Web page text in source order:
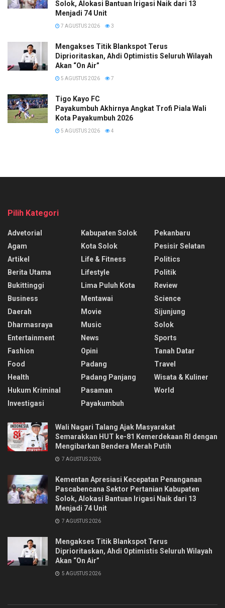
Solok, Alokasi Bantuan Irigasi Naik dari 13
Menjadi 74 Unit
7 AGUSTUS 2026 3
Mengakses Titik Blankspot Terus
Diprioritaskan, Ahdi Optimistis Seluruh Wilayah
Akan “On Air”
5 AGUSTUS 2026 7
Tigo Kayo FC
Payakumbuh Akhirnya Angkat Trofi Piala Wali
Kota Payakumbuh 2026
5 AGUSTUS 2026 4
Pilih Kategori
Advetorial
Agam
Artikel
Berita Utama
Bukittinggi
Business
Daerah
Dharmasraya
Entertainment
Fashion
Food
Health
Hukum Kriminal
Investigasi
Kabupaten Solok
Kota Solok
Life & Fitness
Lifestyle
Lima Puluh Kota
Mentawai
Movie
Music
News
Opini
Padang
Padang Panjang
Pasaman
Payakumbuh
Pekanbaru
Pesisir Selatan
Politics
Politik
Review
Science
Sijunjung
Solok
Sports
Tanah Datar
Travel
Wisata & Kuliner
World
Wali Nagari Talang Ajak Masyarakat
Semarakkan HUT ke-81 Kemerdekaan RI dengan
Mengibarkan Bendera Merah Putih
7 AGUSTUS 2026
Kementan Apresiasi Kecepatan Penanganan
Pascabencana Sektor Pertanian Kabupaten
Solok, Alokasi Bantuan Irigasi Naik dari 13
Menjadi 74 Unit
7 AGUSTUS 2026
Mengakses Titik Blankspot Terus
Diprioritaskan, Ahdi Optimistis Seluruh Wilayah
Akan “On Air”
5 AGUSTUS 2026